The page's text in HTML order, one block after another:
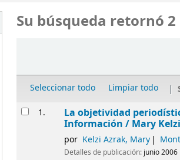
Su búsqueda retornó
Seleccionar todo Limpiar todo
Resultados
1.
La objetividad
Información / Mary
por Kelzi Azrak, Mary
Detalles de publicación: junio 2006